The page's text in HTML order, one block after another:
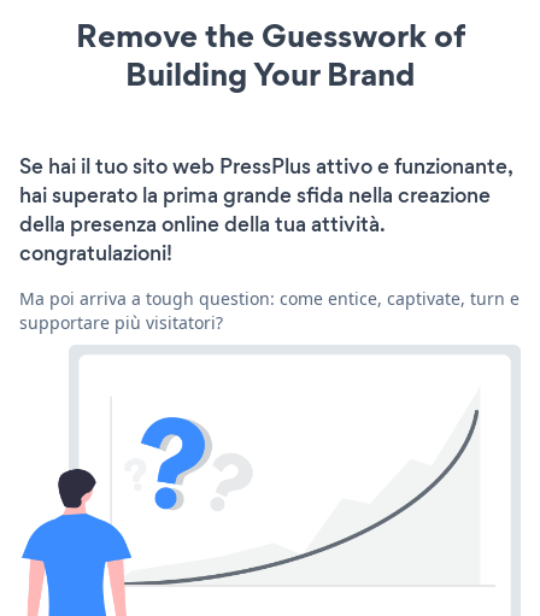
Remove the Guesswork of
Building Your Brand
Se hai il tuo sito web PressPlus attivo e funzionante,
hai superato la prima grande sfida nella creazione
della presenza online della tua attività.
congratulazioni!
Ma poi arriva a tough question: come entice, captivate, turn e
supportare più visitatori?